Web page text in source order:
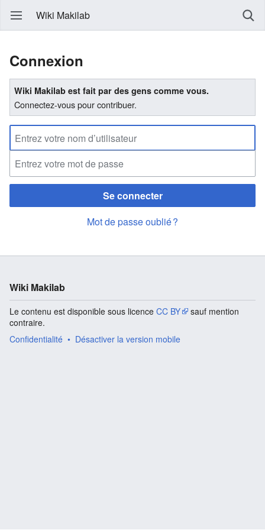
Wiki Makilab
Connexion
Wiki Makilab est fait par des gens comme vous.
Connectez-vous pour contribuer.
Se connecter
Mot de passe oublié ?
Wiki Makilab
Le contenu est disponible sous licence CC BY
sauf mention
contraire.
Confidentialité
Désactiver la version mobile